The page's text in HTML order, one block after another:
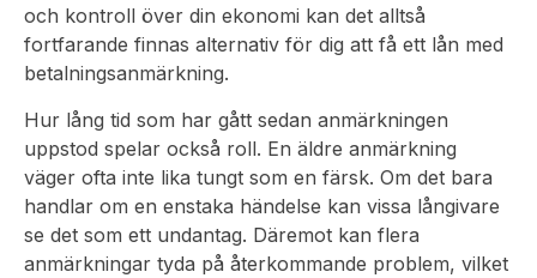
och kontroll över din ekonomi kan det alltså
fortfarande finnas alternativ för dig att få ett lån med
betalningsanmärkning.
Hur lång tid som har gått sedan anmärkningen
uppstod spelar också roll. En äldre anmärkning
väger ofta inte lika tungt som en färsk. Om det bara
handlar om en enstaka händelse kan vissa långivare
se det som ett undantag. Däremot kan flera
anmärkningar tyda på återkommande problem, vilket